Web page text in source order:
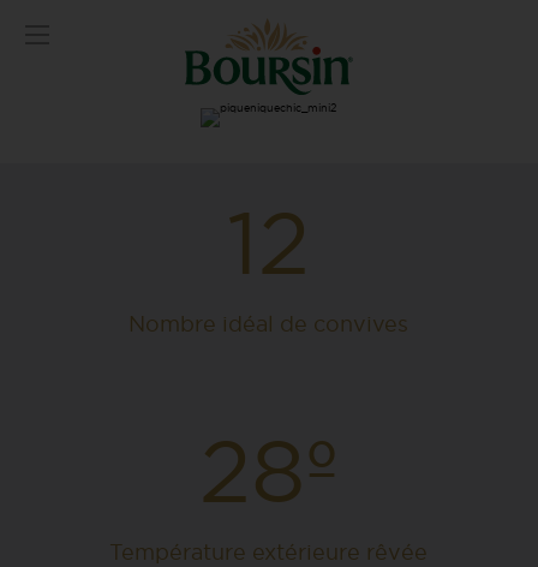
12
Nombre idéal de convives
28º
Température extérieure rêvée